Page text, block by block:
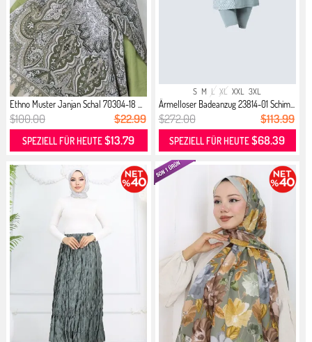
Ethno Muster Janjan Schal 70304-18 ...
$100.00 $22.99
SPEZIELL FÜR HEUTE$13.79
S M L XL XXL 3XL
Ärmelloser Badeanzug 23814-01 Schim...
$272.00 $113.99
SPEZIELL FÜR HEUTE$68.39